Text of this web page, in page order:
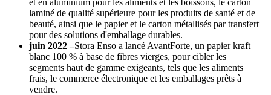
laminé de qualité supérieure pour les produits de santé et de
beauté, ainsi que le papier et le carton métallisés par transfert
pour des solutions d'emballage durables.
juin 2022 –Stora Enso a lancé AvantForte, un papier kraft
blanc 100 % à base de fibres vierges, pour cibler les
segments haut de gamme exigeants, tels que les aliments
frais, le commerce électronique et les emballages prêts à
vendre.